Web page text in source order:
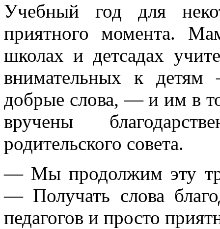
Учебный год для
приятного момента.
школах и детсадах
внимательных к детям
добрые слова, — и им в
вручены
родительского совета.
— Мы продолжим эту
— Получать слова
педагогов и просто